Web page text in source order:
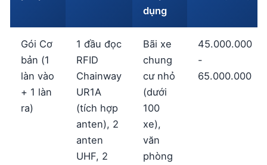
dụng
Gói Cơ
bản (1
làn vào
+ 1 làn
ra)
1 đầu đọc
RFID
Chainway
UR1A
(tích hợp
anten), 2
anten
UHF, 2
Bãi xe
chung
cư nhỏ
(dưới
100
xe),
văn
phòng
45.000.000
-
65.000.000